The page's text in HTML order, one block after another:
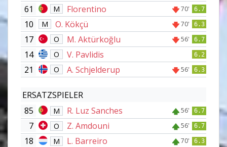
61 M Florentino 70' 6.7
10 M O. Kökçü 70' 6.3
17 O M. Aktürkoğlu 56' 6.7
14 O V. Pavlidis 6.2
21 O A. Schjelderup 56' 6.3
ERSATZSPIELER
85
M R. Luz Sanches 56' 6.7
7 O Z. Amdouni 56' 6.7
18 M L. Barreiro 70' 6.3